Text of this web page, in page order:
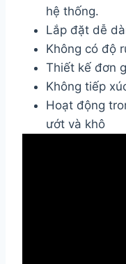
hệ thống.
Lắp đặt dễ
Không có độ
Thiết kế đơn
Không tiếp
Hoạt động
ướt và khô